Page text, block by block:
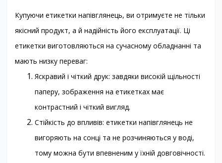
Купуючи етикетки напівглянець, ви отримуєте не тільки
якісний продукт, а й надійність його експлуатації. Ці
етикетки виготовляються на сучасному обладнанні та
мають низку переваг:
Яскравий і чіткий друк: завдяки високій щільності
паперу, зображення на етикетках має
контрастний і чіткий вигляд.
Стійкість до впливів: етикетки напівглянець не
вигоряють на сонці та не розчиняються у воді,
тому можна бути впевненим у їхній довговічності.